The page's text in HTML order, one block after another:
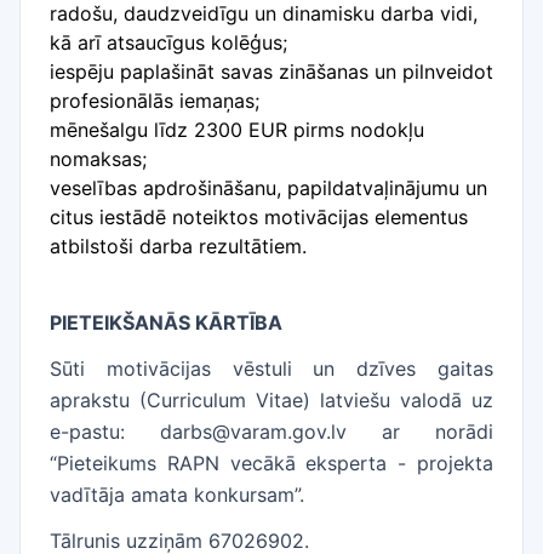
radošu, daudzveidīgu un dinamisku darba vidi,
kā arī atsaucīgus kolēģus;
iespēju paplašināt savas zināšanas un pilnveidot
profesionālās iemaņas;
mēnešalgu līdz 2300 EUR pirms nodokļu
nomaksas;
veselības apdrošināšanu, papildatvaļinājumu un
citus iestādē noteiktos motivācijas elementus
atbilstoši darba rezultātiem.
PIETEIKŠANĀS KĀRTĪBA
Sūti motivācijas vēstuli un dzīves gaitas
aprakstu (Curriculum Vitae) latviešu valodā uz
e-pastu: darbs@varam.gov.lv ar norādi
“Pieteikums RAPN vecākā eksperta - projekta
vadītāja amata konkursam”.
Tālrunis uzziņām 67026902.